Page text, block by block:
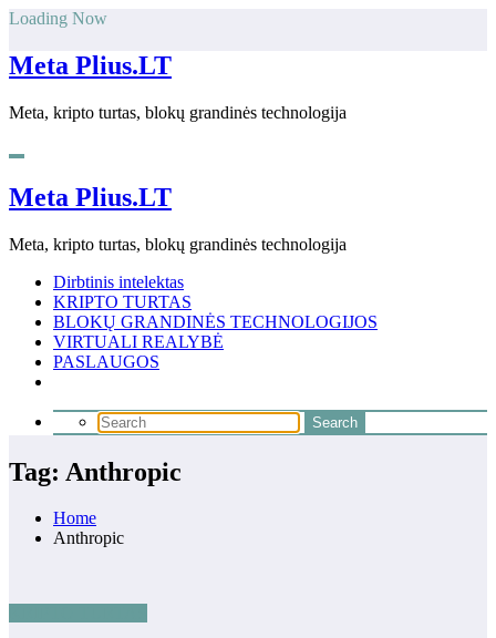
Skip
content
Loading Now
Meta Plius.LT
Meta, kripto turtas, blokų grandinės technologija
Meta Plius.LT
Meta, kripto turtas, blokų grandinės technologija
Dirbtinis intelektas
KRIPTO TURTAS
BLOKŲ GRANDINĖS TECHNOLOGIJOS
VIRTUALI REALYBĖ
PASLAUGOS
Tag: Anthropic
Home
Anthropic